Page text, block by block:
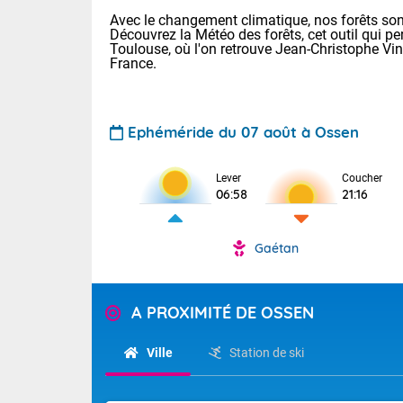
Avec le changement climatique, nos forêts
Découvrez la Météo des forêts, cet outil qui
Toulouse, où l'on retrouve Jean-Christophe
France.
Ephéméride du 07 août à Ossen
Lever
06:58
Coucher
21:16
Gaétan
A PROXIMITÉ DE OSSEN
Ville Station de ski
Voici les
: 11/25
Limoges :
La journée